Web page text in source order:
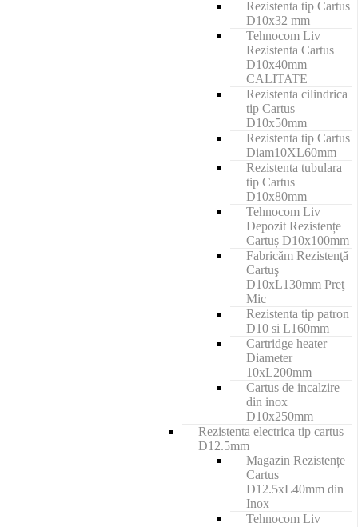
Rezistenta tip Cartus
D10x32 mm
Tehnocom Liv
Rezistenta Cartus
D10x40mm
CALITATE
Rezistenta cilindrica
tip Cartus
D10x50mm
Rezistenta tip Cartus
Diam10XL60mm
Rezistenta tubulara
tip Cartus
D10x80mm
Tehnocom Liv
Depozit Rezistențe
Cartuș D10x100mm
Fabricăm Rezistenţă
Cartuş
D10xL130mm Preţ
Mic
Rezistenta tip patron
D10 si L160mm
Cartridge heater
Diameter
10xL200mm
Cartus de incalzire
din inox
D10x250mm
Rezistenta electrica tip cartus
D12.5mm
Magazin Rezistențe
Cartus
D12.5xL40mm din
Inox
Tehnocom Liv